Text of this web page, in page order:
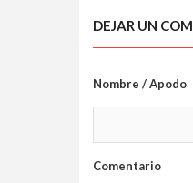
DEJAR UN
Nombre / Apodo
Comentario